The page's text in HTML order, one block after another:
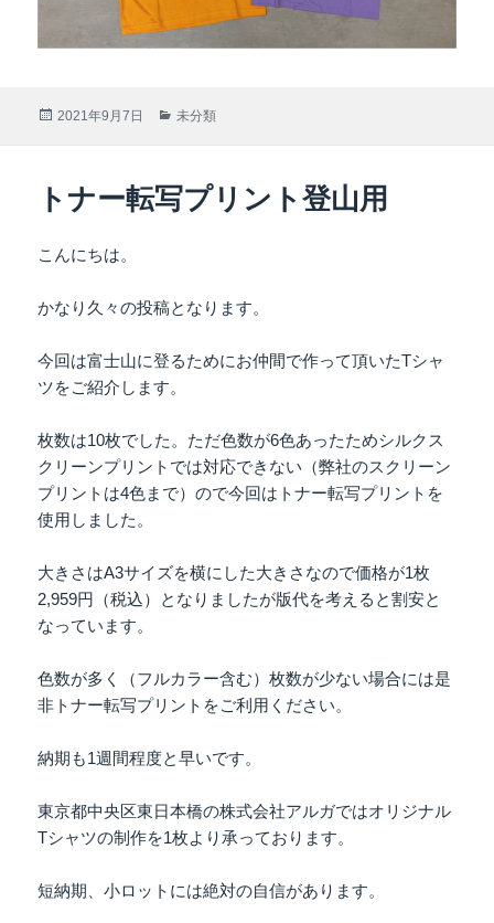
投
2021年9月7日
カ
ー
未分類
トナー転写プリント登山用
こんにちは。
かなり久々の投稿となります。
今回は富士山に登るためにお仲間で作って頂いたTシャ
ツをご紹介します。
枚数は10枚でした。ただ色数が6色あったためシルクス
クリーンプリントでは対応できない（弊社のスクリーン
プリントは4色まで）ので今回はトナー転写プリントを
使用しました。
大きさはA3サイズを横にした大きさなので価格が1枚
2,959円（税込）となりましたが版代を考えると割安と
なっています。
色数が多く（フルカラー含む）枚数が少ない場合には是
非トナー転写プリントをご利用ください。
納期も1週間程度と早いです。
東京都中央区東日本橋の株式会社アルガではオリジナル
Tシャツの制作を1枚より承っております。
短納期、小ロットには絶対の自信があります。